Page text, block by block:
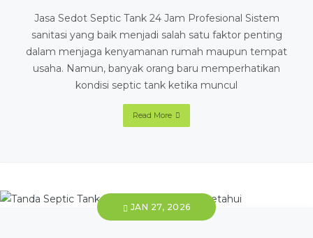
Jasa Sedot Septic Tank 24 Jam Profesional Sistem
sanitasi yang baik menjadi salah satu faktor penting
dalam menjaga kenyamanan rumah maupun tempat
usaha. Namun, banyak orang baru memperhatikan
kondisi septic tank ketika muncul
Read More
JAN 27, 2026